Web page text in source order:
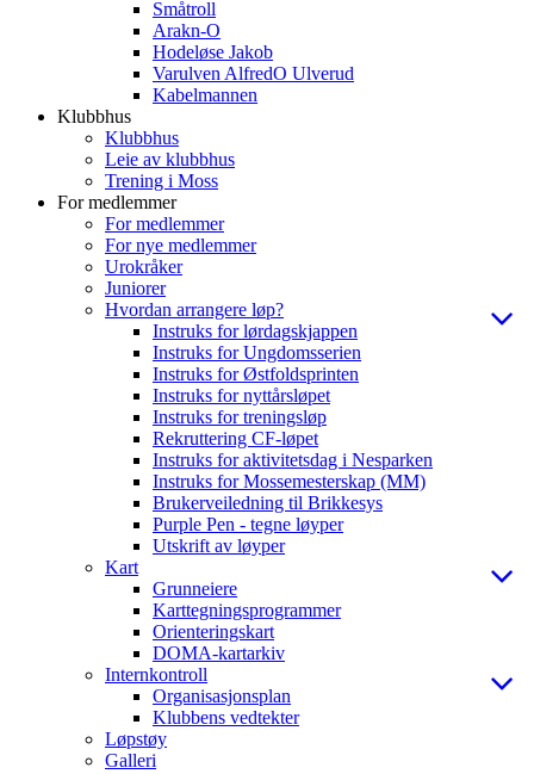
Småtroll
Arakn-O
Hodeløse Jakob
Varulven AlfredO Ulverud
Kabelmannen
Klubbhus
Klubbhus
Leie av klubbhus
Trening i Moss
For medlemmer
For medlemmer
For nye medlemmer
Urokråker
Juniorer
Hvordan arrangere løp?
Instruks for lørdagskjappen
Instruks for Ungdomsserien
Instruks for Østfoldsprinten
Instruks for nyttårsløpet
Instruks for treningsløp
Rekruttering CF-løpet
Instruks for aktivitetsdag i Nesparken
Instruks for Mossemesterskap (MM)
Brukerveiledning til Brikkesys
Purple Pen - tegne løyper
Utskrift av løyper
Kart
Grunneiere
Karttegningsprogrammer
Orienteringskart
DOMA-kartarkiv
Internkontroll
Organisasjonsplan
Klubbens vedtekter
Løpstøy
Galleri